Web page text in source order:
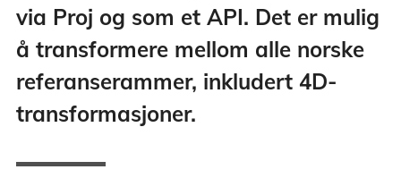
via Proj og som et API. Det er mulig
å transformere mellom alle norske
referanserammer, inkludert 4D-
transformasjoner.